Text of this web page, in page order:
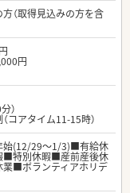
（取得見込みの方を含
円
）
コアタイム11-15時）
(12/29～1/3)■有給休
■特別休暇■産前産後休
■ボランティアホリデ